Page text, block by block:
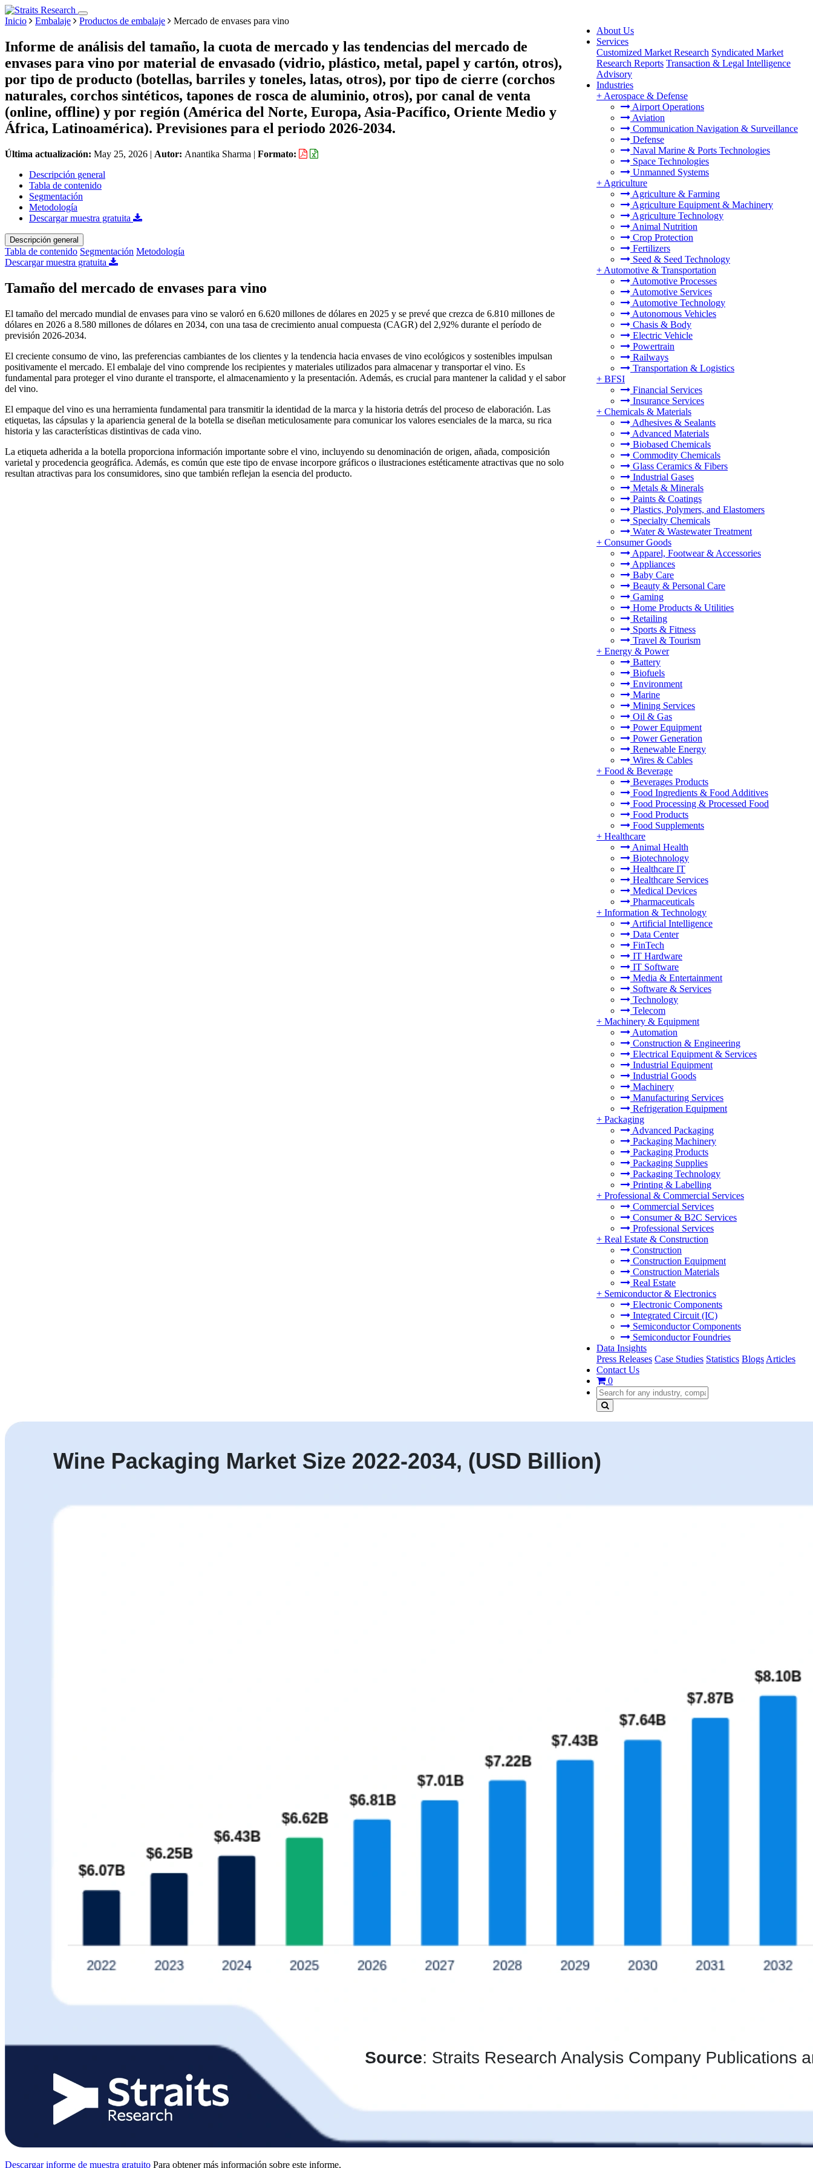
About Us
Services
Customized Market Research Syndicated Market
Research Reports Transaction & Legal Intelligence
Advisory
Industries
+ Aerospace & Defense
Airport Operations
Aviation
Communication Navigation & Surveillance
Defense
Naval Marine & Ports Technologies
Space Technologies
Unmanned Systems
+ Agriculture
Agriculture & Farming
Agriculture Equipment & Machinery
Agriculture Technology
Animal Nutrition
Crop Protection
Fertilizers
Seed & Seed Technology
+ Automotive & Transportation
Automotive Processes
Automotive Services
Automotive Technology
Autonomous Vehicles
Chasis & Body
Electric Vehicle
Powertrain
Railways
Transportation & Logistics
+ BFSI
Financial Services
Insurance Services
+ Chemicals & Materials
Adhesives & Sealants
Advanced Materials
Biobased Chemicals
Commodity Chemicals
Glass Ceramics & Fibers
Industrial Gases
Metals & Minerals
Paints & Coatings
Plastics, Polymers, and Elastomers
Specialty Chemicals
Water & Wastewater Treatment
+ Consumer Goods
Apparel, Footwear & Accessories
Appliances
Baby Care
Beauty & Personal Care
Gaming
Home Products & Utilities
Retailing
Sports & Fitness
Travel & Tourism
+ Energy & Power
Battery
Biofuels
Environment
Marine
Mining Services
Oil & Gas
Power Equipment
Power Generation
Renewable Energy
Wires & Cables
+ Food & Beverage
Beverages Products
Food Ingredients & Food Additives
Food Processing & Processed Food
Food Products
Food Supplements
+ Healthcare
Animal Health
Biotechnology
Healthcare IT
Healthcare Services
Medical Devices
Pharmaceuticals
+ Information & Technology
Artificial Intelligence
Data Center
FinTech
IT Hardware
IT Software
Media & Entertainment
Software & Services
Technology
Telecom
+ Machinery & Equipment
Automation
Construction & Engineering
Electrical Equipment & Services
Industrial Equipment
Industrial Goods
Machinery
Manufacturing Services
Refrigeration Equipment
+ Packaging
Advanced Packaging
Packaging Machinery
Packaging Products
Packaging Supplies
Packaging Technology
Printing & Labelling
+ Professional & Commercial Services
Commercial Services
Consumer & B2C Services
Professional Services
+ Real Estate & Construction
Construction
Construction Equipment
Construction Materials
Real Estate
+ Semiconductor & Electronics
Electronic Components
Integrated Circuit (IC)
Semiconductor Components
Semiconductor Foundries
Data Insights
Press Releases Case Studies Statistics Blogs Articles
Contact Us
0
Inicio Embalaje Productos de embalaje Mercado de envases para vino
Informe de análisis del tamaño, la cuota de mercado y las tendencias del mercado de
envases para vino por material de envasado (vidrio, plástico, metal, papel y cartón, otros),
por tipo de producto (botellas, barriles y toneles, latas, otros), por tipo de cierre (corchos
naturales, corchos sintéticos, tapones de rosca de aluminio, otros), por canal de venta
(online, offline) y por región (América del Norte, Europa, Asia-Pacífico, Oriente Medio y
África, Latinoamérica). Previsiones para el periodo 2026-2034.
Última actualización: May 25, 2026 | Autor: Anantika Sharma | Formato:
Descripción general
Tabla de contenido
Segmentación
Metodología
Descargar muestra gratuita
Descripción general
Tabla de contenido Segmentación Metodología
Descargar muestra gratuita
Tamaño del mercado de envases para vino
El tamaño del mercado mundial de envases para vino se valoró en 6.620 millones de dólares en 2025 y se prevé que crezca de 6.810 millones de
dólares en 2026 a 8.580 millones de dólares en 2034, con una tasa de crecimiento anual compuesta (CAGR) del 2,92% durante el período de
previsión 2026-2034.
El creciente consumo de vino, las preferencias cambiantes de los clientes y la tendencia hacia envases de vino ecológicos y sostenibles impulsan
positivamente el mercado. El embalaje del vino comprende los recipientes y materiales utilizados para almacenar y transportar el vino. Es
fundamental para proteger el vino durante el transporte, el almacenamiento y la presentación. Además, es crucial para mantener la calidad y el sabor
del vino.
El empaque del vino es una herramienta fundamental para transmitir la identidad de la marca y la historia detrás del proceso de elaboración. Las
etiquetas, las cápsulas y la apariencia general de la botella se diseñan meticulosamente para comunicar los valores esenciales de la marca, su rica
historia y las características distintivas de cada vino.
La etiqueta adherida a la botella proporciona información importante sobre el vino, incluyendo su denominación de origen, añada, composición
varietal y procedencia geográfica. Además, es común que este tipo de envase incorpore gráficos o ilustraciones estéticamente atractivas que no solo
resultan atractivas para los consumidores, sino que también reflejan la esencia del producto.
Descargar informe de muestra gratuito Para obtener más información sobre este informe,